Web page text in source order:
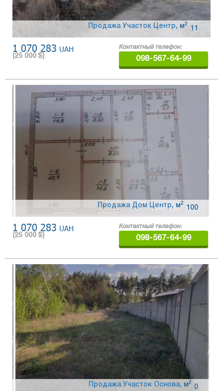
Продажа Участок Центр, 11
м 2
1 070 283 UAH
(25 000 $)
Контактный телефон:
098-567-64-99
Продажа Дом Центр, 100
м2
1 070 283 UAH
(25 000 $)
Контактный телефон:
098-567-64-99
Продажа Участок Основа, 0
м2